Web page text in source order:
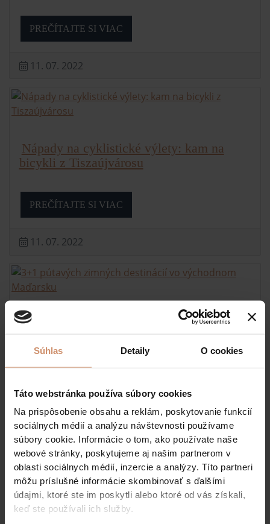
Súhlas Detaily O cookies
Táto webstránka používa súbory cookies
Na prispôsobenie obsahu a reklám, poskytovanie funkcií
sociálnych médií a analýzu návštevnosti používame
súbory cookie. Informácie o tom, ako používate naše
webové stránky, poskytujeme aj našim partnerom v
oblasti sociálnych médií, inzercie a analýzy. Títo partneri
môžu príslušné informácie skombinovať s ďalšími
údajmi, ktoré ste im poskytli alebo ktoré od vás získali,
keď ste používali ich služby.
PREČÍTAJTE SI VIAC
11. 07. 2022
Nápady na cyklistické výlety: kam na
bicykli z Tiszaújvárosu
PREČÍTAJTE SI VIAC
11. 07. 2022
3+1 pútavých zimných destinácií vo
východnom Maďarsku
11. 07. 2022
3+1 skvelých výletných miest v severnom
a východnom Maďarsku